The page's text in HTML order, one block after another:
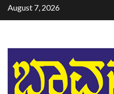
August 7, 2026